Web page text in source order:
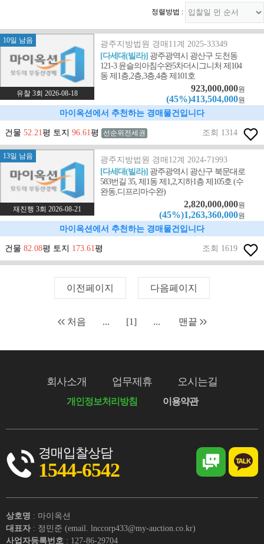
정렬방법 :
10일 남음
유찰 3회 2026-08-18
광주지방법원 경매11계 2025-33349
[다세대(빌라)] 광주광역시 광산구 도천동
121-3 윤슬의아침수완5차더시그니처 제104
동 제1층,2층,3층,4층 제101호
923,000,000원
(45%)413,504,000원
마이옥션에서 추천하는 경매물건입니다
건물 52.21평 토지 96.61평 선순위전세권 조회 1314
13일 남음
재진행 3회 2026-08-21
광주지방법원 경매12계 2024-71993
[다세대(빌라)] 광주광역시 광산구 북문대로
583번길 35, 제1동 제1,2,지하1층 제105호 (수
완동,디프리마수완)
2,820,000,000원
(45%)1,263,360,000원
마이옥션에서 추천하는 경매물건입니다
건물 82.08평 토지 173.61평 조회 1619
이전페이지 다음페이지
처음 ... [1] ... 맨끝
회사소개 업무제휴 오시는길
개인정보처리방침 이용약관
경매입찰상담
1544-6542
상호명 : 마이옥션
대표자 : 정민준 (email. lnccorp433@my-auction.co.kr)
사업자등록번호 : 127-86-29704